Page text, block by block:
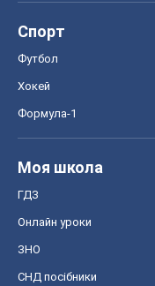
Спорт
Футбол
Хокей
Формула-1
Моя школа
ГДЗ
Онлайн уроки
ЗНО
СНД посібники